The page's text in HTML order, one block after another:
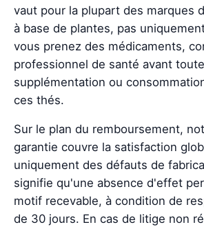
vaut pour la plupart des marques
à base de plantes, pas
vous prenez des médicaments,
professionnel de santé avant toute
supplémentation ou
ces thés.
Sur le plan du remboursement,
garantie couvre la satisfaction
uniquement des défauts de
signifie qu'une absence d'effet
motif recevable, à condition de
de 30 jours. En cas de litige non